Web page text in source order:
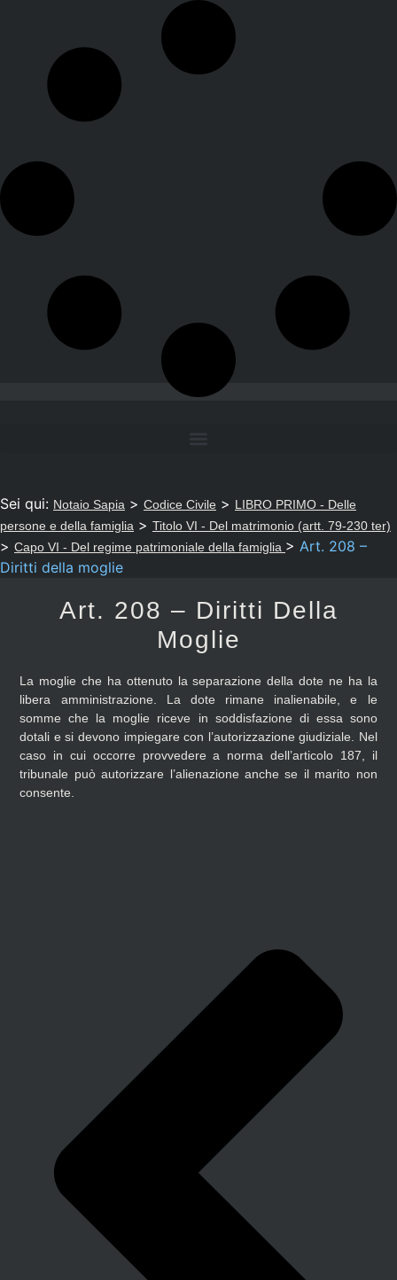
Sei qui: Notaio Sapia > Codice Civile > LIBRO PRIMO - Delle
persone e della famiglia > Titolo VI - Del matrimonio (artt. 79-230 ter)
> Capo VI - Del regime patrimoniale della famiglia > Art. 208 –
Diritti della moglie
Art. 208 – Diritti Della
Moglie
La moglie che ha ottenuto la separazione della dote ne ha la
libera amministrazione. La dote rimane inalienabile, e le
somme che la moglie riceve in soddisfazione di essa sono
dotali e si devono impiegare con l’autorizzazione giudiziale. Nel
caso in cui occorre provvedere a norma dell’articolo 187, il
tribunale può autorizzare l’alienazione anche se il marito non
consente.